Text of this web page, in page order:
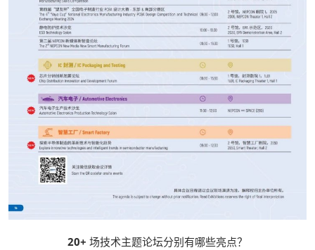
20+ 场技术主题论坛分别有哪些亮点？